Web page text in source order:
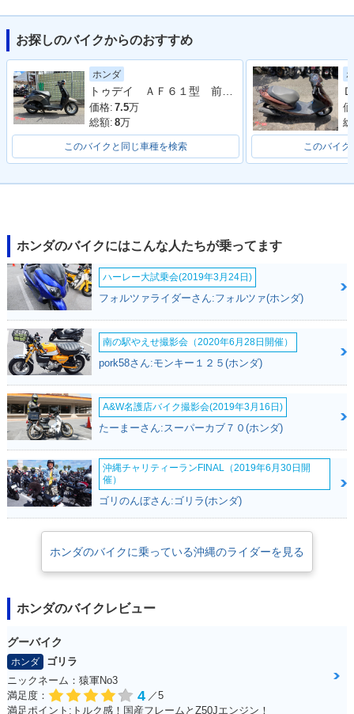
2008年 Dio Cest
a・マイナーチェン
ジ
2004年 Dio Cest
a・フルモデルチェ
ンジ
お探しのバイクからのおすすめ
ホンダ
トゥデイ ＡＦ６１型 前後タイヤ新品 バッテリー新品 ブレーキシュー新品 ４サイクル キャブ車
価格: 7.5万
総額: 8万
このバイクと同じ車種を検索 このバイ
ホンダのバイクにはこんな人たちが乗ってます
ハーレー大試乗会(2019年3月24日)
フォルツァライダーさん:フォルツァ(ホンダ)
南の駅やえせ撮影会（2020年6月28日開催）
pork58さん:モンキー１２５(ホンダ)
A&W名護店バイク撮影会(2019年3月16日)
たーまーさん:スーパーカブ７０(ホンダ)
沖縄チャリティーランFINAL（2019年6月30日開
催）
ゴリのんぼさん:ゴリラ(ホンダ)
ホンダのバイクに乗っている沖縄のライダーを見る
ホンダのバイクレビュー
グーバイク
ホンダ
ゴリラ
ニックネーム：猿軍No3
満足度：
4 ／5
満足ポイント:トルク感！国産フレームとZ50Jエンジン！